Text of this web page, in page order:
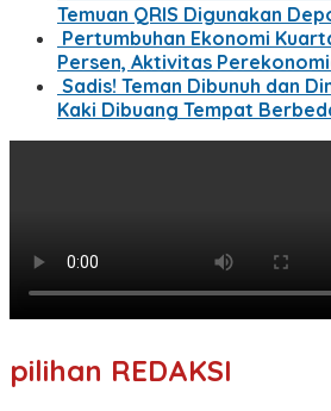
Temuan QRIS Digunakan
Pertumbuhan Ekonomi
Persen, Aktivitas
Sadis! Teman Dibunuh dan
Kaki Dibuang Tempat
pilihan REDAKSI